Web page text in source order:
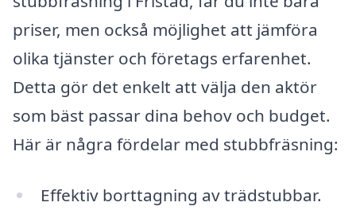
priser, men också möjlighet att jämföra
olika tjänster och företags erfarenhet.
Detta gör det enkelt att välja den aktör
som bäst passar dina behov och budget.
Här är några fördelar med stubbfräsning:
Effektiv borttagning av trädstubbar.